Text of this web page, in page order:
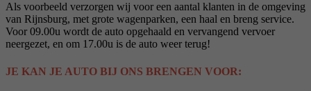
Als voorbeeld verzorgen wij voor een aantal klanten in de omgeving
van Rijnsburg, met grote wagenparken, een haal en breng service.
Voor 09.00u wordt de auto opgehaald en vervangend vervoer
neergezet, en om 17.00u is de auto weer terug!
JE KAN JE AUTO BIJ ONS BRENGEN VOOR: